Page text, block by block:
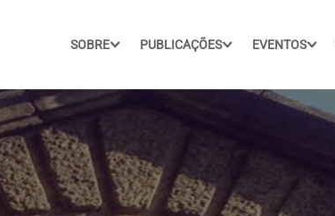
SOBRE PUBLICAÇÕES EVENTOS